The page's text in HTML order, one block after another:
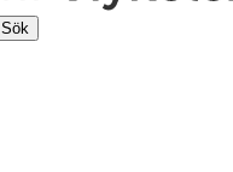
Sök